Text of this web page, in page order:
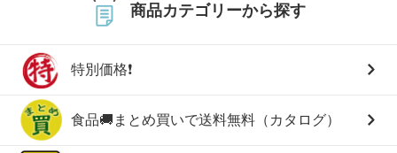
商品カテゴリーから探す
特別価格❗
食品🚚まとめ買いで送料無料（カタログ）